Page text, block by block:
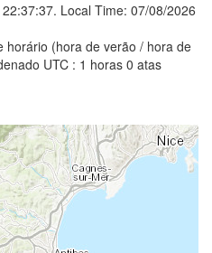
22:37:37. Local Time: 07/08/2026
horário (hora de verão / hora de
UTC : 1 horas 0 atas